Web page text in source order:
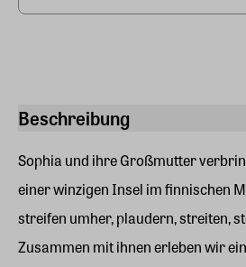
Beschreibung
Sophia und ihre Großmutter
einer winzigen Insel im finnischen
streifen umher, plaudern, streiten,
Zusammen mit ihnen erleben wir